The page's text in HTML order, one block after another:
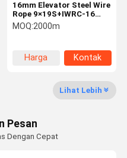
16mm Elevator Steel Wire
Rope 9×19S+IWRC-16
Traction Rope
Mechanical
MOQ:2000m
Harga
Kontak
Lihat Lebih
Pesan
Dengan Cepat